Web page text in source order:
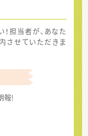
担当者が、あなた
させていただきま
報!